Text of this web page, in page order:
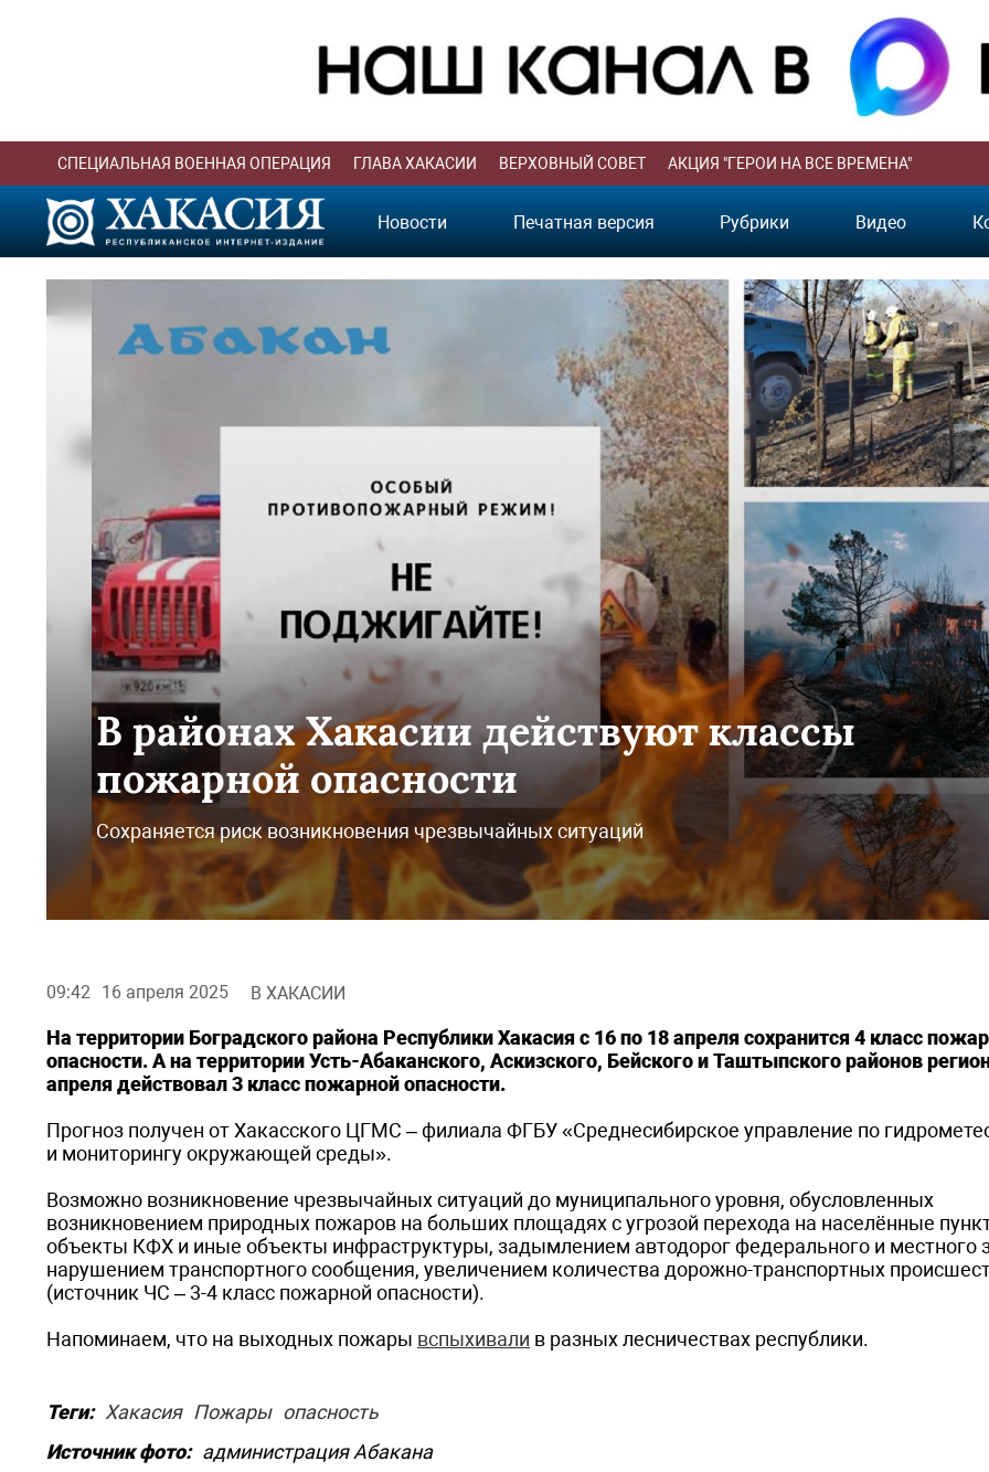
СПЕЦИАЛЬНАЯ ВОЕННАЯ ОПЕРАЦИЯ ГЛАВА ХАКАСИИ ВЕРХОВНЫЙ СОВЕТ АКЦИЯ "ГЕРОИ НА ВСЕ ВРЕМЕНА"
Новости Печатная версия Рубрики Видео
В районах Хакасии действуют классы
пожарной опасности
Сохраняется риск возникновения чрезвычайных ситуаций
09:42 16 апреля 2025 В ХАКАСИИ
На территории Боградского района Республики Хакасия с 16 по 18 апреля сохранится 4 класс
опасности. А на территории Усть-Абаканского, Аскизского, Бейского и Таштыпского районов
апреля действовал 3 класс пожарной опасности.
Прогноз получен от Хакасского ЦГМС – филиала ФГБУ «Среднесибирское управление по
и мониторингу окружающей среды».
Возможно возникновение чрезвычайных ситуаций до муниципального уровня, обусловленных
возникновением природных пожаров на больших площадях с угрозой перехода на населённые
объекты КФХ и иные объекты инфраструктуры, задымлением автодорог федерального и местного
нарушением транспортного сообщения, увеличением количества дорожно-транспортных
(источник ЧС – 3-4 класс пожарной опасности).
Напоминаем, что на выходных пожары вспыхивали в разных лесничествах республики.
Теги: Хакасия Пожары опасность
Источник фото: администрация Абакана